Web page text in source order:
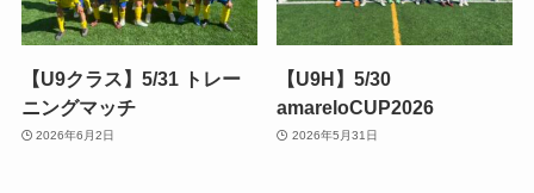
【U9クラス】5/31 トレー
ニングマッチ
2026年6月2日
【U9H】5/30
amareloCUP2026
2026年5月31日